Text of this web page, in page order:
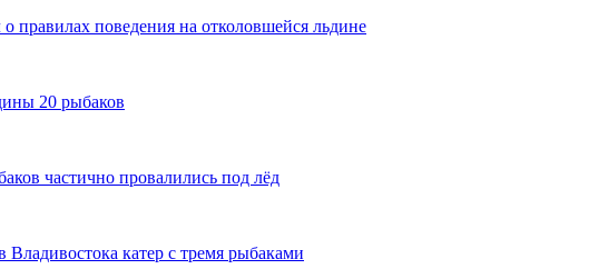
правилах поведения на отколовшейся льдине
20 рыбаков
частично провалились под лёд
катер с тремя рыбаками